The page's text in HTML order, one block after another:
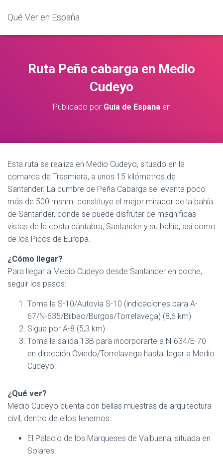
Qué Ver en España
Ruta Peña cabarga en Medio
Cudeyo
Publicado por Guia de Espanaen
Esta ruta se realiza en Medio Cudeyo, situado en la
comarca de Trasmiera, a unos 15 kilómetros de
Santander. La cumbre de Peña Cabarga se levanta poco
más de 500 msnm. constituye el mejor mirador de la bahía
de Santander, donde se puede disfrutar de magníficas
vistas de la costa cántabra, Santander y su bahía, así como
de los Picos de Europa.
¿Cómo llegar?
Para llegar a Medio Cudeyo desde Santander en coche,
seguir los pasos:
Toma la S-10/Autovía S-10 (indicaciones para A-
67/N-635/Bilbao/Burgos/Torrelavega) (8,6 km).
Sigue por A-8 (5,3 km).
Toma la salida 13B para incorporarte a N-634/E-70
en dirección Oviedo/Torrelavega hasta llegar a Medio
Cudeyo.
¿Qué ver?
Medio Cudeyo cuenta con bellas muestras de arquitectura
civil, dentro de ellos tenemos:
El Palacio de los Marqueses de Valbuena, situada en
Solares.